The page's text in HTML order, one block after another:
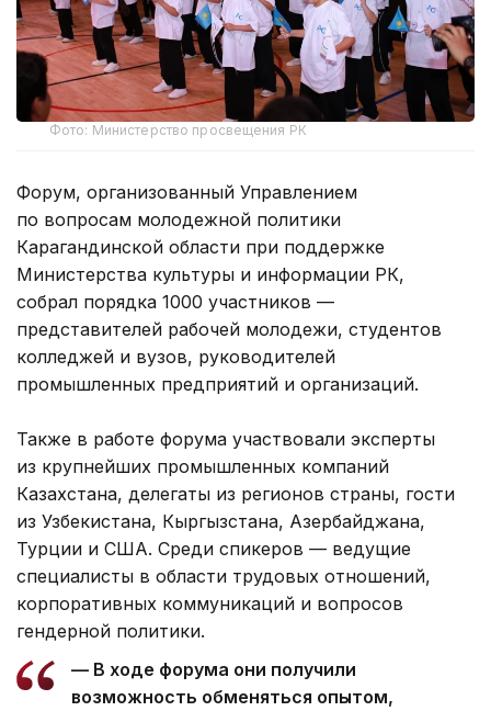
Фото: Министерство просвещения РК
Форум, организованный Управлением
по вопросам молодежной политики
Карагандинской области при поддержке
Министерства культуры и информации РК,
собрал порядка 1000 участников —
представителей рабочей молодежи, студентов
колледжей и вузов, руководителей
промышленных предприятий и организаций.
Также в работе форума участвовали эксперты
из крупнейших промышленных компаний
Казахстана, делегаты из регионов страны, гости
из Узбекистана, Кыргызстана, Азербайджана,
Турции и США. Среди спикеров — ведущие
специалисты в области трудовых отношений,
корпоративных коммуникаций и вопросов
гендерной политики.
— В ходе форума они получили
возможность обменяться опытом,